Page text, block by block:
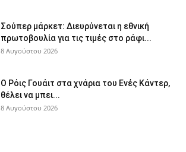
Σούπερ μάρκετ: Διευρύνεται η εθνική
πρωτοβουλία για τις τιμές στο ράφι...
8 Αυγούστου 2026
Ο Ρόις Γουάιτ στα χνάρια του Ενές Κάντερ,
θέλει να μπει...
8 Αυγούστου 2026